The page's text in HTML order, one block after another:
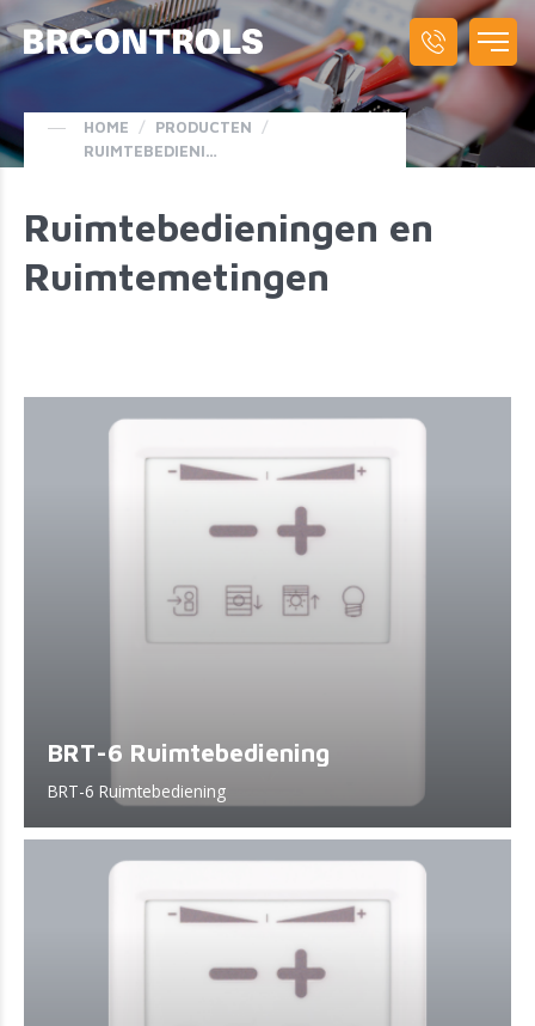
HOME / PRODUCTEN /
RUIMTEBEDIENINGEN/-METINGEN
Ruimtebedieningen en
Ruimtemetingen
BRT-6 Ruimtebediening
BRT-6 Ruimtebediening